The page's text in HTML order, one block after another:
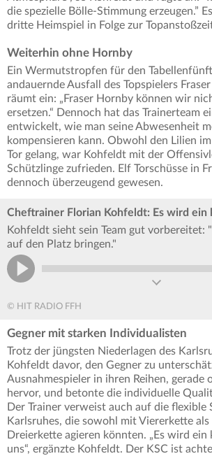
die spezielle Bölle-Stimmung erzeugen.”
dritte Heimspiel in Folge zur
Weiterhin ohne Hornby
Ein Wermutstropfen für den
andauernde Ausfall des Topspielers
räumt ein: „Fraser Hornby können wir
ersetzen.“ Dennoch hat das Trainerteam
entwickelt, wie man seine Abwesenheit
kompensieren kann. Obwohl den Lilien
Tor gelang, war Kohfeldt mit der
Schützlinge zufrieden. Elf Torschüsse in
dennoch überzeugend gewesen.
Cheftrainer Florian Kohfeldt: Es wird ein
Kohfeldt sieht sein Team gut vorbereitet:
auf den Platz bringen."
© HIT RADIO FFH
Gegner mit starken Individualisten
Trotz der jüngsten Niederlagen des
Kohfeldt davor, den Gegner zu
Ausnahmespieler in ihren Reihen, gerade
hervor, und betonte die individuelle
Der Trainer verweist auch auf die flexible
Karlsruhes, die sowohl mit Viererkette
Dreierkette agieren könnten. „Es wird ein
uns“, ergänzte Kohfeldt. Der KSC ist